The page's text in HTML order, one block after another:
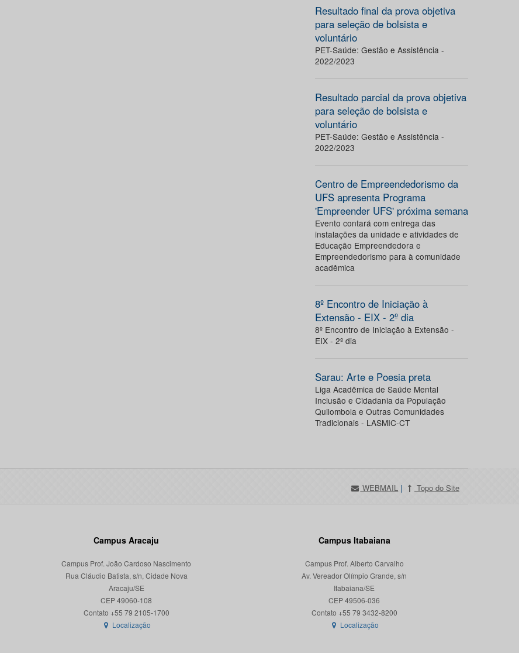
Resultado final da prova objetiva
para seleção de bolsista e
voluntário
PET-Saúde: Gestão e Assistência -
2022/2023
Resultado parcial da prova objetiva
para seleção de bolsista e
voluntário
PET-Saúde: Gestão e Assistência -
2022/2023
Centro de Empreendedorismo da
UFS apresenta Programa
'Empreender UFS' próxima semana
Evento contará com entrega das
instalações da unidade e atividades de
Educação Empreendedora e
Empreendedorismo para à comunidade
acadêmica
8º Encontro de Iniciação à
Extensão - EIX - 2º dia
8º Encontro de Iniciação à Extensão -
EIX - 2º dia
Sarau: Arte e Poesia preta
Liga Acadêmica de Saúde Mental
Inclusão e Cidadania da População
Quilombola e Outras Comunidades
Tradicionais - LASMIC-CT
WEBMAIL | Topo do Site
Campus Aracaju
Campus Prof. João Cardoso Nascimento
Rua Cláudio Batista, s/n, Cidade Nova
Aracaju/SE
CEP 49060-108
Localização
Campus Itabaiana
Campus Prof. Alberto Carvalho
Av. Vereador Olímpio Grande, s/n
Itabaiana/SE
CEP 49506-036
Localização